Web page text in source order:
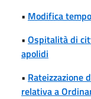
• Modifica
• Ospitalità di
apolidi
• Rateizzazione
relativa a